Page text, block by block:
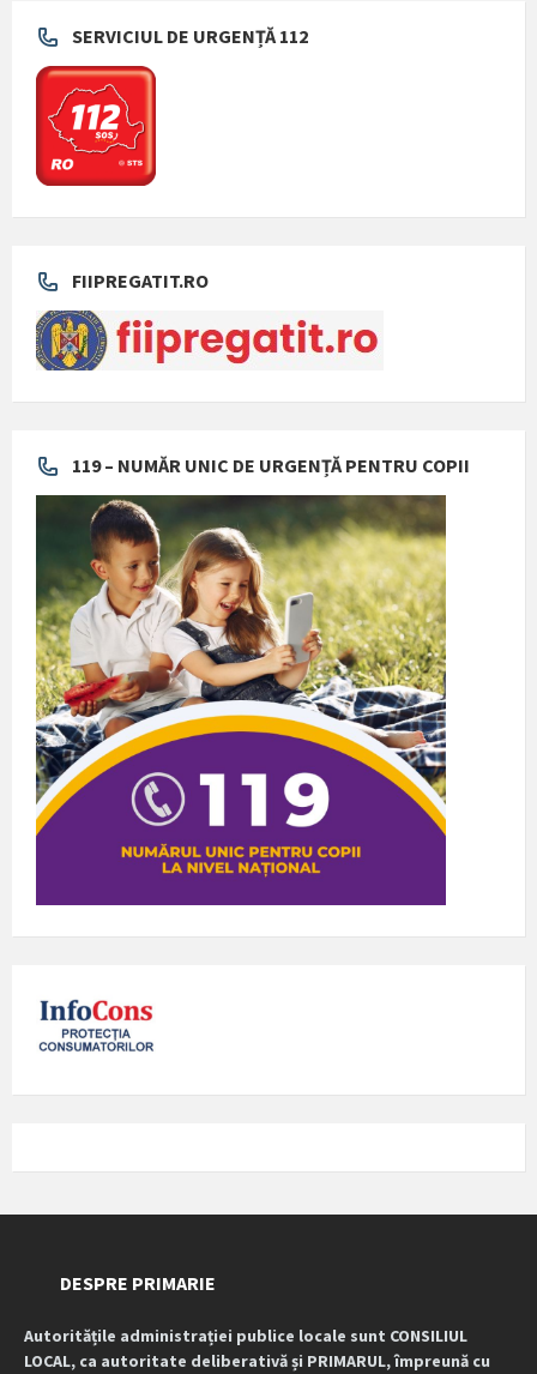
SERVICIUL DE URGENȚĂ 112
FIIPREGATIT.RO
119 – NUMĂR UNIC DE URGENȚĂ PENTRU COPII
DESPRE PRIMARIE
Autoritățile administrației publice locale sunt CONSILIUL
LOCAL, ca autoritate deliberativă și PRIMARUL, împreună cu